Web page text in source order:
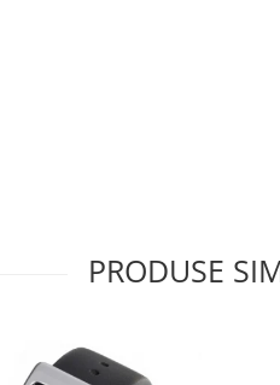
PRODUSE